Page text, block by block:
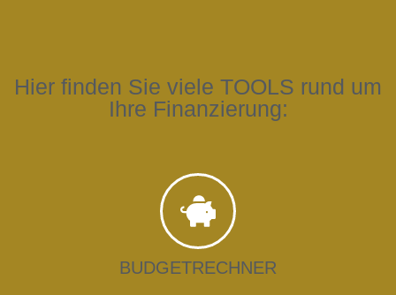
Hier finden Sie viele TOOLS rund um
Ihre Finanzierung:
BUDGETRECHNER